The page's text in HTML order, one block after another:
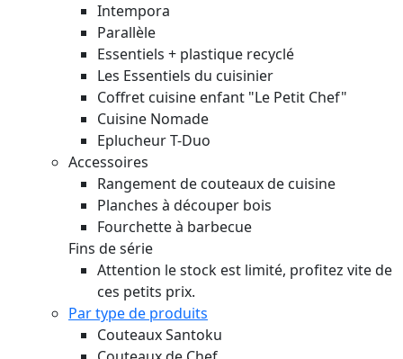
Intempora
Parallèle
Essentiels + plastique recyclé
Les Essentiels du cuisinier
Coffret cuisine enfant "Le Petit Chef"
Cuisine Nomade
Eplucheur T-Duo
Accessoires
Rangement de couteaux de cuisine
Planches à découper bois
Fourchette à barbecue
Fins de série
Attention le stock est limité, profitez vite de
ces petits prix.
Par type de produits
Couteaux Santoku